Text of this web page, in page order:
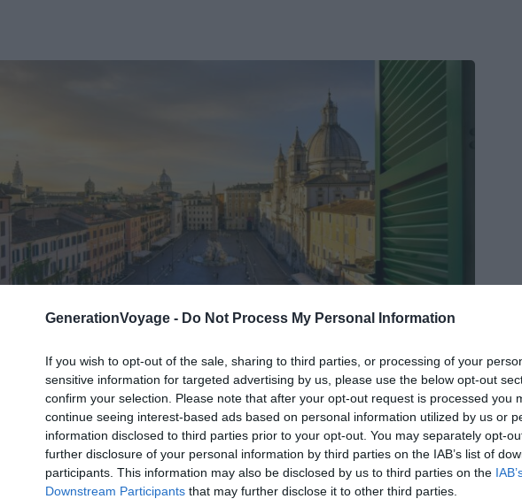
GenerationVoyage - Do Not Process My Personal Information
If you wish to opt-out of the sale, sharing to third parties, or processing of your
sensitive information for targeted advertising by us, please use the below opt-out
confirm your selection. Please note that after your opt-out request is processed you
continue seeing interest-based ads based on personal information utilized by us or
information disclosed to third parties prior to your opt-out. You may separately opt-
further disclosure of your personal information by third parties on the IAB’s list of
participants. This information may also be disclosed by us to third parties on the
Downstream Participants that may further disclose it to other third parties.
Shutterstock – Kirk Fisher